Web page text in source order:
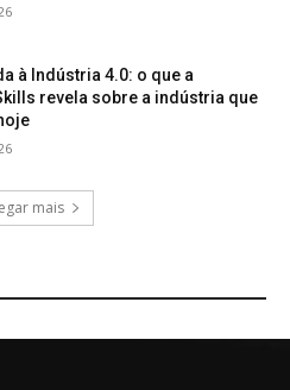
à Indústria 4.0: o que a
revela sobre a indústria que
mais